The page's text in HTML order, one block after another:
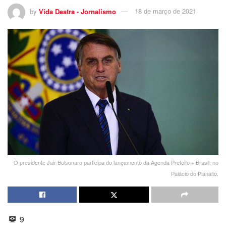
by Vida Destra - Jornalismo 18 de março de 2021
O presidente Jair Bolsonaro participa do lançamento da Agenda Prefeito + Brasil, no
Palácio do Planalto.
9